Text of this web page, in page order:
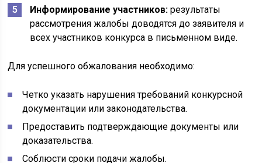
Информирование участников: результаты
рассмотрения жалобы доводятся до заявителя и
всех участников конкурса в письменном виде.
Для успешного обжалования необходимо:
Четко указать нарушения требований конкурсной
документации или законодательства.
Предоставить подтверждающие документы или
доказательства.
Соблюсти сроки подачи жалобы.